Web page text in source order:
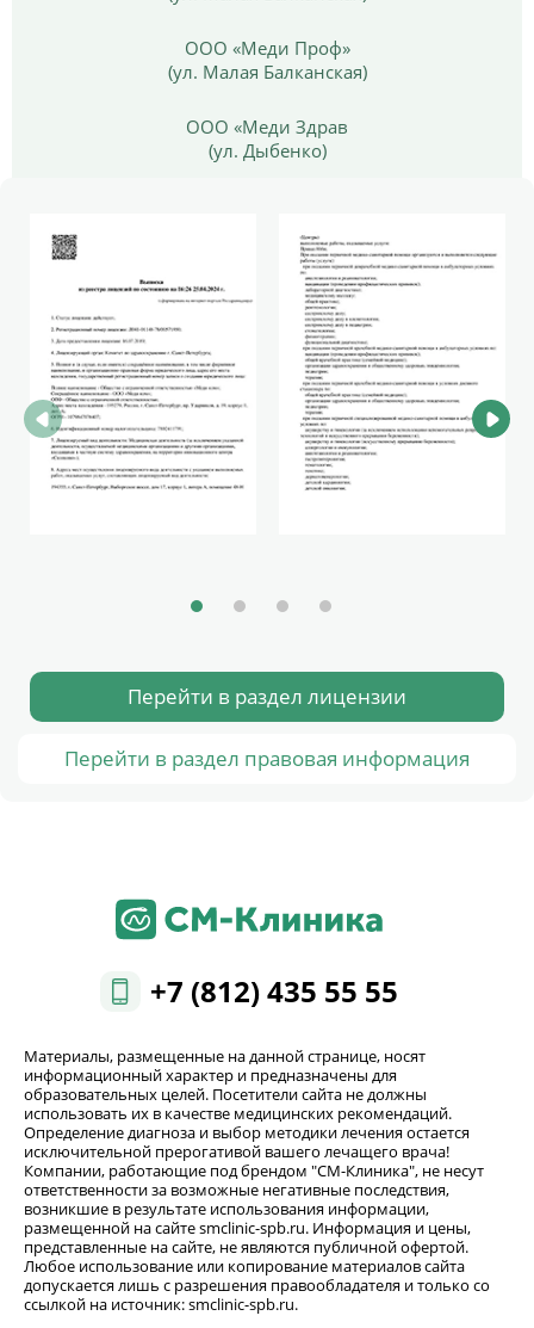
ООО «Меди Проф»
(ул. Малая Балканская)
ООО «Меди Здрав
(ул. Дыбенко)
Перейти в раздел лицензии
Перейти в раздел правовая информация
+7 (812) 435 55 55
Материалы, размещенные на данной странице, носят
информационный характер и предназначены для
образовательных целей. Посетители сайта не должны
использовать их в качестве медицинских рекомендаций.
Определение диагноза и выбор методики лечения остается
исключительной прерогативой вашего лечащего врача!
Компании, работающие под брендом "СМ-Клиника", не несут
ответственности за возможные негативные последствия,
возникшие в результате использования информации,
размещенной на сайте smclinic-spb.ru. Информация и цены,
представленные на сайте, не являются публичной офертой.
Любое использование или копирование материалов сайта
допускается лишь с разрешения правообладателя и только со
ссылкой на источник: smclinic-spb.ru.